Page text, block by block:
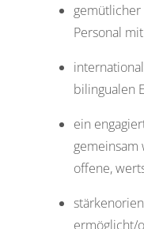
gemütlicher
Personal
bilingualen
ein
gemeinsam
offene,
ermöglicht/